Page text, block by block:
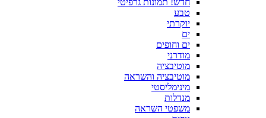
טבע
יוקרתי
ים
ים וחופים
מודרני
מוטיבציה
מוטיבציה והשראה
מינימליסטי
מנדלות
משפטי השראה